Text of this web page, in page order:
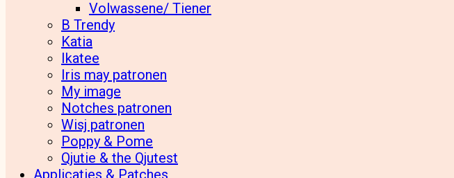
Volwassene/ Tiener
B Trendy
Katia
Ikatee
Iris may patronen
My image
Notches patronen
Wisj patronen
Poppy & Pome
Qjutie & the Qjutest
Applicaties & Patches